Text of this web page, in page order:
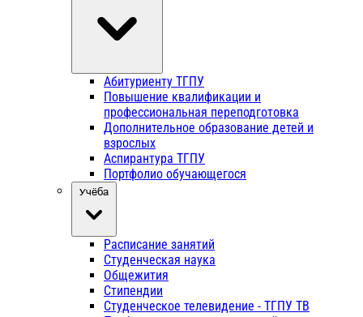
Абитуриенту ТГПУ
Повышение квалификации и
профессиональная переподготовка
Дополнительное образование детей и
взрослых
Аспирантура ТГПУ
Портфолио обучающегося
Учёба
Расписание занятий
Студенческая наука
Общежития
Стипендии
Студенческое телевидение - ТГПУ ТВ